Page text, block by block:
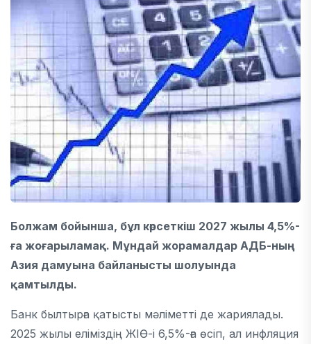
Болжам бойынша, бұл көрсеткіш 2027 жылы 4,5%-
ға жоғарыламақ. Мұндай жорамалдар АДБ-ның
Азия дамуына байланысты шолуында
қамтылды.
Банк былтырға қатысты мәліметті де жариялады.
2025 жылы еліміздің ЖІӨ-і 6,5%-ға өсіп, ал инфляция